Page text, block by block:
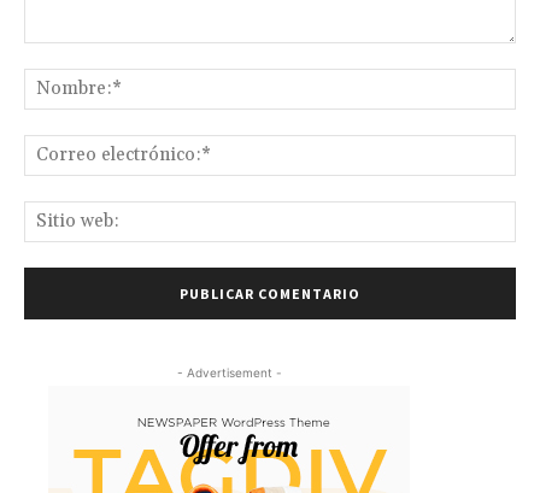
- Advertisement -